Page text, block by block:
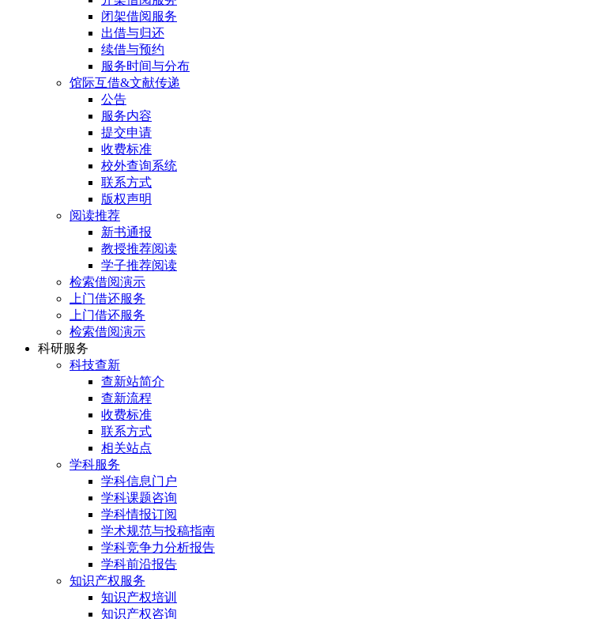
闭架借阅服务
出借与归还
续借与预约
服务时间与分布
馆际互借&文献传递
公告
服务内容
提交申请
收费标准
校外查询系统
联系方式
版权声明
阅读推荐
新书通报
教授推荐阅读
学子推荐阅读
检索借阅演示
上门借还服务
上门借还服务
检索借阅演示
科研服务
科技查新
查新站简介
查新流程
收费标准
联系方式
相关站点
学科服务
学科信息门户
学科课题咨询
学科情报订阅
学术规范与投稿指南
学科竞争力分析报告
学科前沿报告
知识产权服务
知识产权培训
知识产权咨询